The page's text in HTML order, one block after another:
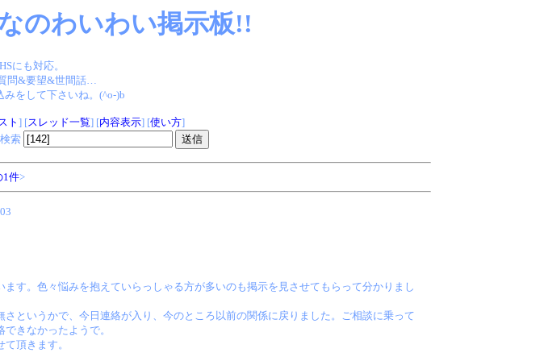
のわいわい掲示板!!
にも対応。
問&要望&世間話…
みをして下さいね。(^o-)b
ト] [スレッド一覧] [内容表示] [使い方]
索
1件>
す。色々悩みを抱えていらっしゃる方が多いのも掲示を見させてもらって分かりまし
というかで、今日連絡が入り、今のところ以前の関係に戻りました。ご相談に乗って
きなかったようで。
頂きます。